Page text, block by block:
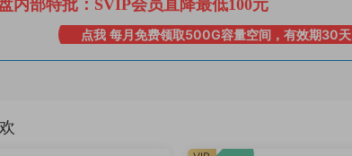
内部特批：SVIP会员直降最低100元
点我 每月免费领取500G容量空间，有效期30天